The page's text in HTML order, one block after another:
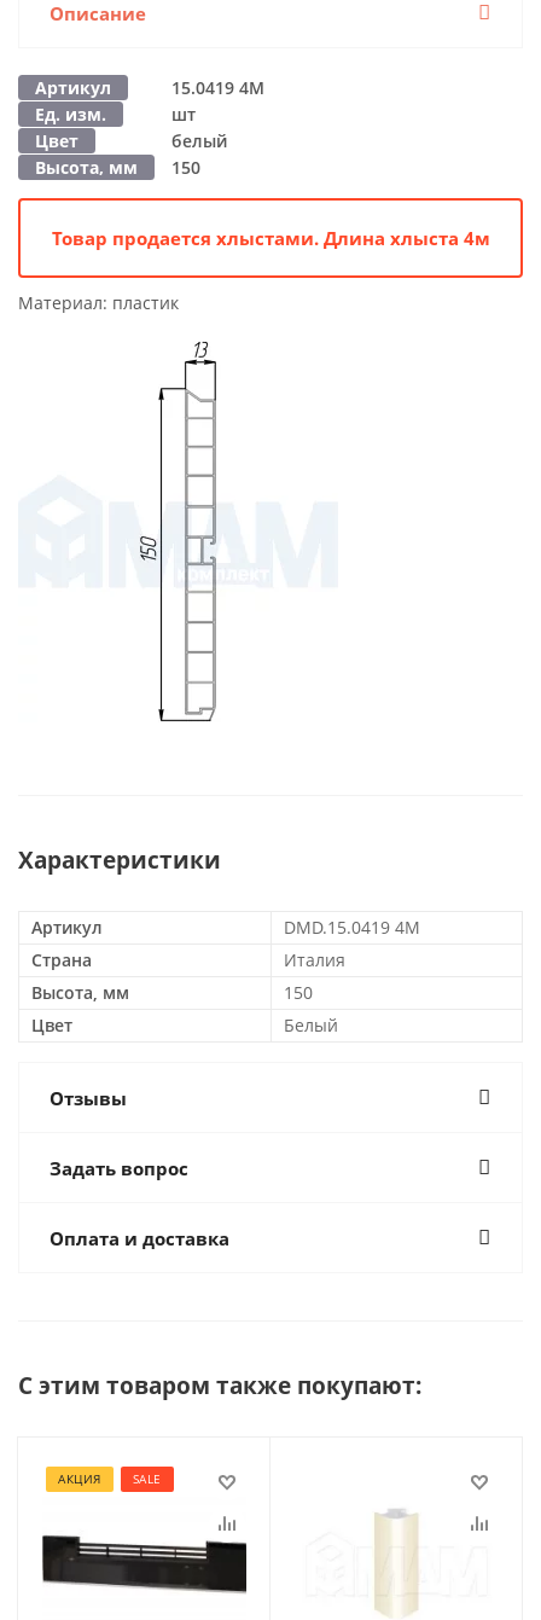
Описание
Артикул
15.0419 4M
Ед. изм.
шт
Цвет
белый
Высота, мм
150
Товар продается хлыстами. Длина хлыста 4м
Материал: пластик
Характеристики
Артикул
DMD.15.0419 4M
Страна
Италия
Высота, мм
150
Цвет
Белый
Отзывы
Задать вопрос
Оплата и доставка
С этим товаром также покупают:
АКЦИЯ SALE